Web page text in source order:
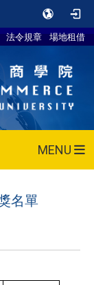
法令規章 場地租借
MENU
名單